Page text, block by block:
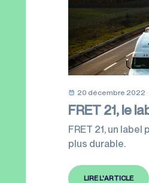
20 décembre 2022
FRET 21, le
FRET 21, un
plus durable.
LIRE L'ARTICLE